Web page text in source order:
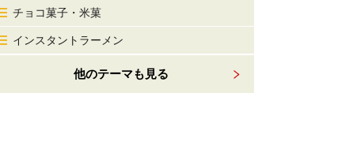
チョコ菓子・米菓
インスタントラーメン
他のテーマも見る